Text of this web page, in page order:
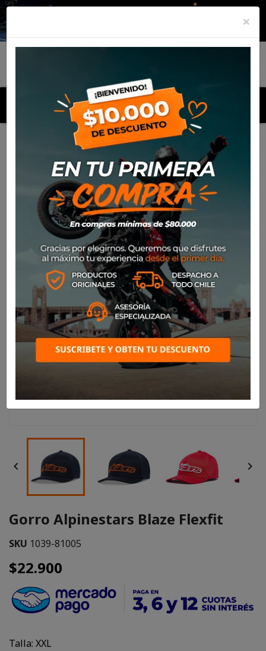
MENU
Productos Gorro Alpinestars Blaze Flexfit
 
Gorro Alpinestars Blaze Flexfit
SKU 1039-81005
$22.900
Talla: XXL
×